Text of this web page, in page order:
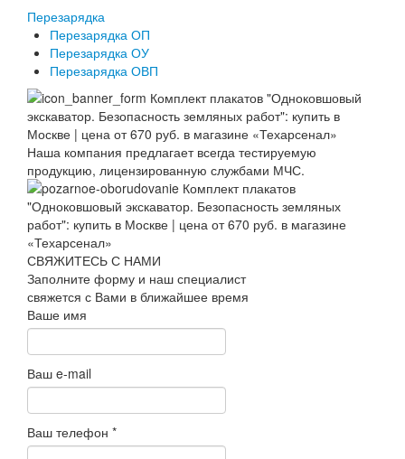
Перезарядка
Перезарядка ОП
Перезарядка ОУ
Перезарядка ОВП
Наша компания предлагает всегда тестируемую
продукцию, лицензированную службами МЧС.
СВЯЖИТЕСЬ С НАМИ
Заполните форму и наш специалист
свяжется с Вами в ближайшее время
Ваше имя
Ваш e-mail
Ваш телефон *